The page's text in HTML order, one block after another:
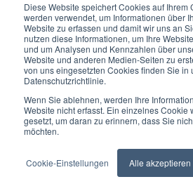
Diese Website speichert Cookies auf Ihrem
werden verwendet, um Informationen über
Website zu erfassen und damit wir uns an
nutzen diese Informationen, um Ihre
und um Analysen und Kennzahlen über
Website und anderen Medien-Seiten zu
von uns eingesetzten Cookies finden Sie in
Datenschutzrichtlinie.
Wenn Sie ablehnen, werden Ihre
Website nicht erfasst. Ein einzelnes Cookie
gesetzt, um daran zu erinnern, dass Sie
möchten.
Cookie-Einstellungen Alle akzeptieren
We value your privacy
personalised ads or content, and
clicking "Accept All", you consent to
Customise Reject All
07.+08.05.2026
Ticket
sichern!